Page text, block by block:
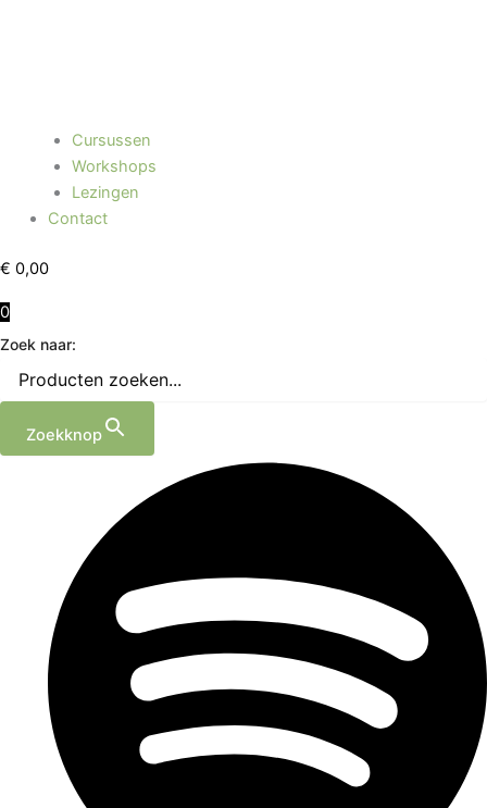
Cursussen
Workshops
Lezingen
Contact
€ 0,00
0
Zoek naar:
Zoekknop